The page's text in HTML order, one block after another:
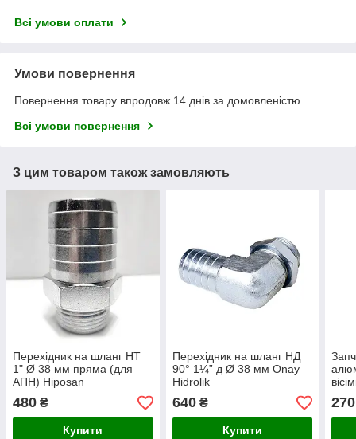
Всі умови оплати
Умови повернення
Повернення товару впродовж 14 днів за домовленістю
Всі умови повернення
З цим товаром також замовляють
Перехідник на шланг НТ
1" Ø 38 мм пряма (для
АПН) Hiposan
480 ₴
Купити
Перехідник на шланг НД
90° 1¼” д Ø 38 мм Onay
Hidrolik
640₴
Купити
270